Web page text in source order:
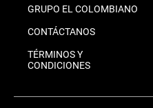
GRUPO EL COLOMBIANO
CONTÁCTANOS
TÉRMINOS Y
CONDICIONES